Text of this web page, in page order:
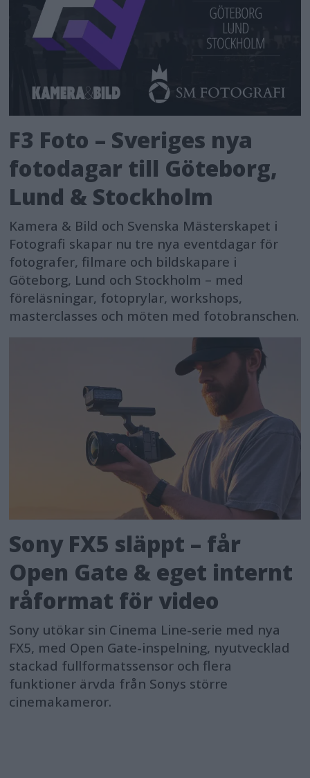
F3 Foto – Sveriges nya
fotodagar till Göteborg,
Lund & Stockholm
Kamera & Bild och Svenska Mästerskapet i
Fotografi skapar nu tre nya eventdagar för
fotografer, filmare och bildskapare i
Göteborg, Lund och Stockholm – med
föreläsningar, fotoprylar, workshops,
masterclasses och möten med fotobranschen.
Sony FX5 släppt – får
Open Gate & eget internt
råformat för video
Sony utökar sin Cinema Line-serie med nya
FX5, med Open Gate-inspelning, nyutvecklad
stackad fullformatssensor och flera
funktioner ärvda från Sonys större
cinemakameror.